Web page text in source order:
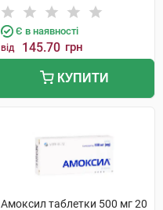
Є в наявності
від 145.70 грн
КУПИТИ
Амоксил таблетки 500 мг 20